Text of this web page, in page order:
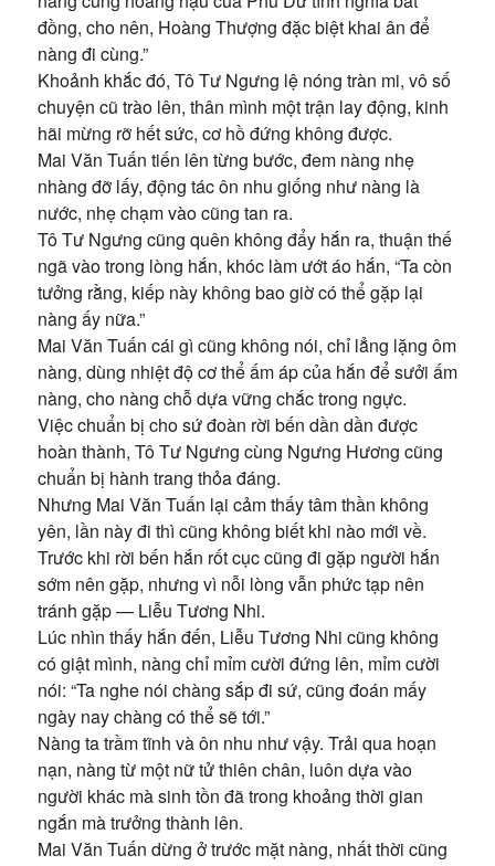
đồng, cho nên, Hoàng Thượng đặc biệt khai ân để
nàng đi cùng.”
Khoảnh khắc đó, Tô Tư Ngưng lệ nóng tràn mi, vô số
chuyện cũ trào lên, thân mình một trận lay động, kinh
hãi mừng rỡ hết sức, cơ hồ đứng không được.
Mai Văn Tuấn tiến lên từng bước, đem nàng nhẹ
nhàng đỡ lấy, động tác ôn nhu giống như nàng là
nước, nhẹ chạm vào cũng tan ra.
Tô Tư Ngưng cũng quên không đẩy hắn ra, thuận thế
ngã vào trong lòng hắn, khóc làm ướt áo hắn, “Ta còn
tưởng rằng, kiếp này không bao giờ có thể gặp lại
nàng ấy nữa.”
Mai Văn Tuấn cái gì cũng không nói, chỉ lẳng lặng ôm
nàng, dùng nhiệt độ cơ thể ấm áp của hắn để sưởi ấm
nàng, cho nàng chỗ dựa vững chắc trong ngực.
Việc chuẩn bị cho sứ đoàn rời bến dần dần được
hoàn thành, Tô Tư Ngưng cùng Ngưng Hương cũng
chuẩn bị hành trang thỏa đáng.
Nhưng Mai Văn Tuấn lại cảm thấy tâm thần không
yên, lần này đi thì cũng không biết khi nào mới về.
Trước khi rời bến hắn rốt cục cũng đi gặp người hắn
sớm nên gặp, nhưng vì nỗi lòng vẫn phức tạp nên
tránh gặp — Liễu Tương Nhi.
Lúc nhìn thấy hắn đến, Liễu Tương Nhi cũng không
có giật mình, nàng chỉ mỉm cười đứng lên, mỉm cười
nói: “Ta nghe nói chàng sắp đi sứ, cũng đoán mấy
ngày nay chàng có thể sẽ tới.”
Nàng ta trầm tĩnh và ôn nhu như vậy. Trải qua hoạn
nạn, nàng từ một nữ tử thiên chân, luôn dựa vào
người khác mà sinh tồn đã trong khoảng thời gian
ngắn mà trưởng thành lên.
Mai Văn Tuấn dừng ở trước mặt nàng, nhất thời cũng